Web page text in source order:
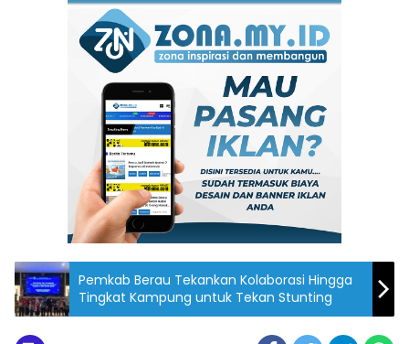
Pemkab Berau Tekankan Kolaborasi Hingga
Tingkat Kampung untuk Tekan Stunting